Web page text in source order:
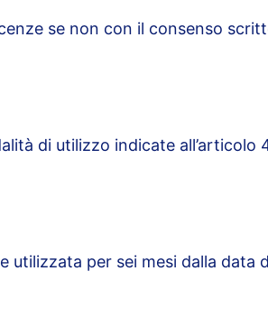
se non con il consenso
di utilizzo indicate all’articolo
utilizzata per sei mesi dalla data